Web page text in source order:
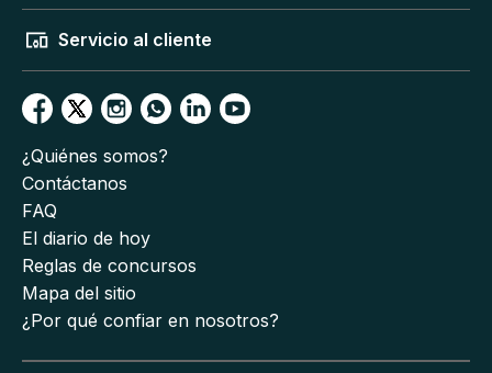
Servicio al cliente
¿Quiénes somos?
Contáctanos
FAQ
El diario de hoy
Reglas de concursos
Mapa del sitio
¿Por qué confiar en nosotros?